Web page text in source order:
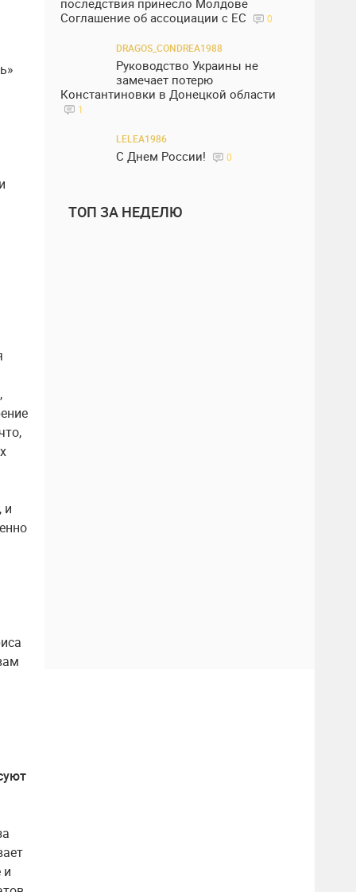
и
и
последствия принесло Молдове
Соглашение об ассоциации с ЕС
0
DRAGOS_CONDREA1988
Руководство Украины не
замечает потерю
Константиновки в Донецкой области
1
LELEA1986
С Днем России! 0
ТОП ЗА НЕДЕЛЮ